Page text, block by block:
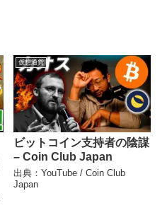
仮想通貨
ビットコイン支持者の陰謀
– Coin Club Japan
出典：YouTube / Coin Club
Japan